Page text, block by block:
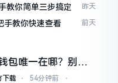
教你简单三步搞定 昨天
手教你快速查看 前天
包唯一在哪？别乱
网站
载 ⋅ 54分钟前
⋅